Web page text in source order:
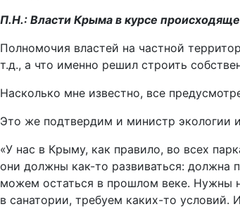
П.Н.: Власти Крыма в курсе
Полномочия властей на частной
т.д., а что именно решил строить
Насколько мне известно, все
Это же подтвердим и министр экологии
«У нас в Крыму, как правило, во всех
они должны как-то развиваться: должна
можем остаться в прошлом веке. Нужны
в санатории, требуем каких-то условий.